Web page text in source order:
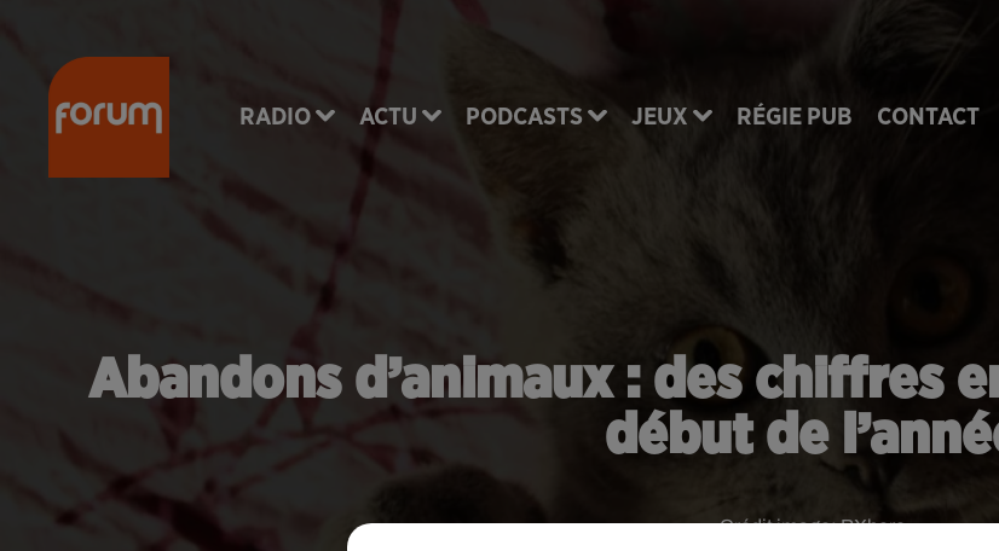
RADIO ACTU PODCASTS JEUX RÉGIE PUB CONTACT
Abandons d’animaux : des chiffres
début de
Crédit image:PXhere